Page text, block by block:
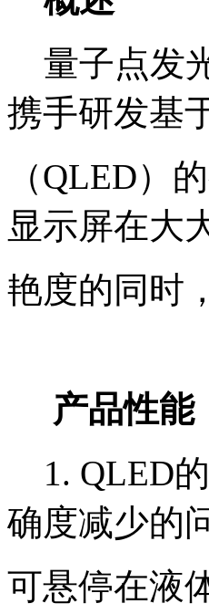
量子点发
携手研发基
（QLED）
显示屏在大
艳度的同时
产品性能
1. QLED
确度减少的
可悬停在液